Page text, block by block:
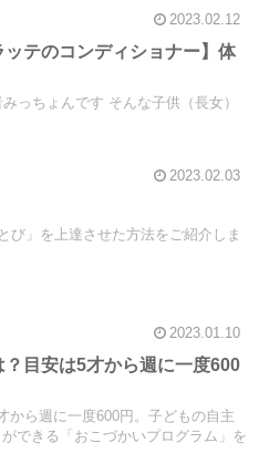
2023.02.12
テのコンディショナー】体
っちょんです そんな子供（長女）
2023.02.03
び」を上達させた方法をご紹介しま
2023.01.10
目安は5才から週に一度600
から週に一度600円。子どもの自主
できる「おこづかいプログラム」を